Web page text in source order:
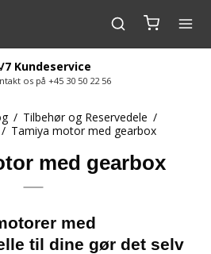
7 Kundeservice
os på +45 30 50 22 56
/ Tilbehør og Reservedele /
/ Tamiya motor med gearbox
med gearbox
med
til dine gør det selv